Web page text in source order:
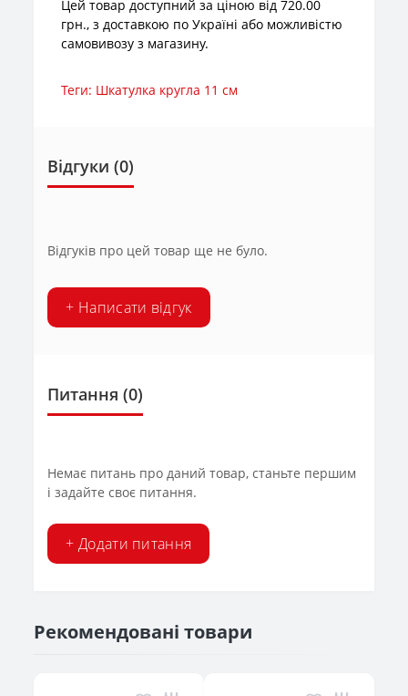
Цей товар доступний за ціною від 720.00
грн., з доставкою по Україні або можливістю
самовивозу з магазину.
Теги: Шкатулка кругла 11 см
Відгуки (0)
Відгуків про цей товар ще не було.
+ Написати відгук
Питання (0)
Немає питань про даний товар, станьте першим
і задайте своє питання.
+ Додати питання
Рекомендовані товари